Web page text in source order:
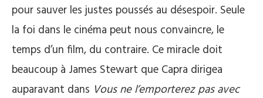
pour sauver les justes poussés au désespoir. Seule
la foi dans le cinéma peut nous convaincre, le
temps d’un film, du contraire. Ce miracle doit
beaucoup à James Stewart que Capra dirigea
auparavant dans Vous ne l’emporterez pas avec